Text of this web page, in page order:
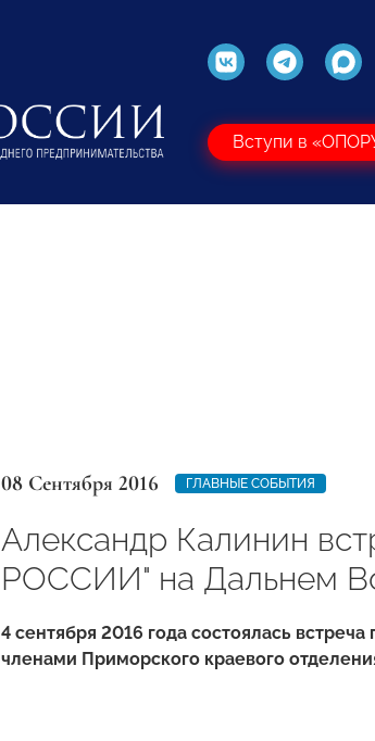
Вступи в
08 Сентября 2016 ГЛАВНЫЕ СОБЫТИЯ
Александр Калинин
РОССИИ" на Дальнем
4 сентября 2016 года состоялась
членами Приморского краевого